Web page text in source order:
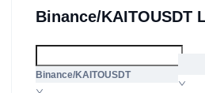
Binance/KAITOUSDT
Binance/KAITOUSDT